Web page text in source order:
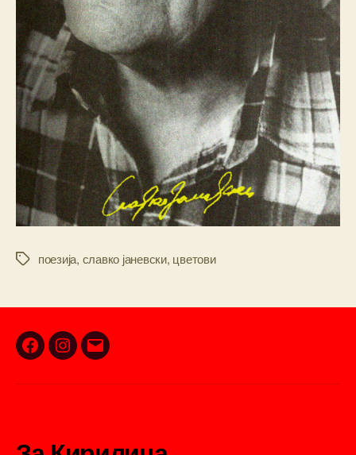
Tagsпоезија, славко јаневски, цветови
Facebook
Instagram
Email